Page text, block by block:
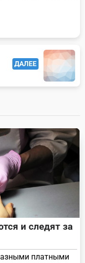
ДАЛЕЕ
и следят за
платными